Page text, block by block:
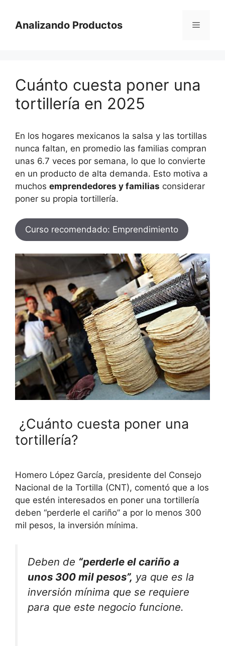
contenido
Analizando Productos Menú
Cuánto cuesta poner una
tortillería en 2025
En los hogares mexicanos la salsa y las tortillas
nunca faltan, en promedio las familias compran
unas 6.7 veces por semana, lo que lo convierte
en un producto de alta demanda. Esto motiva a
muchos emprendedores y familias considerar
poner su propia tortillería.
Curso recomendado: Emprendimiento
¿Cuánto cuesta poner una
tortillería?
Homero López García, presidente del Consejo
Nacional de la Tortilla (CNT), comentó que a los
que estén interesados en poner una tortillería
deben “perderle el cariño” a por lo menos 300
mil pesos, la inversión mínima.
Deben de “perderle el cariño a
unos 300 mil pesos”, ya que es la
inversión mínima que se requiere
para que este negocio funcione.